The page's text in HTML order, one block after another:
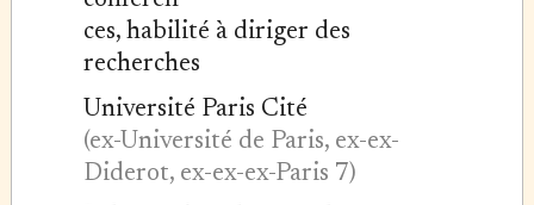
ces, habilité à diriger des
recherches
Université Paris Cité
(ex-Université de Paris, ex-ex-
Diderot, ex-ex-ex-Paris 7)